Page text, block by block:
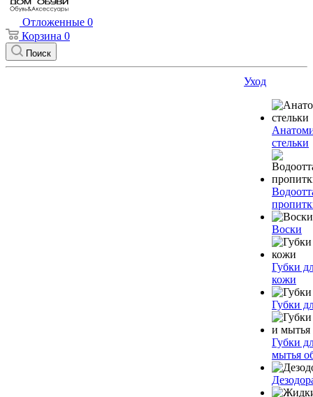
Отложенные 0
Корзина 0
Поиск
Уход
стельки
Воски
Губки
кожи
Губки
Губки
мытья